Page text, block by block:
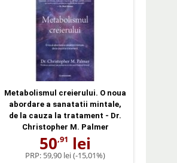
Metabolismul creierului. O noua
abordare a sanatatii mintale,
de la cauza la tratament - Dr.
Christopher M. Palmer
50,91 lei
PRP: 59,90 lei(-15,01%)